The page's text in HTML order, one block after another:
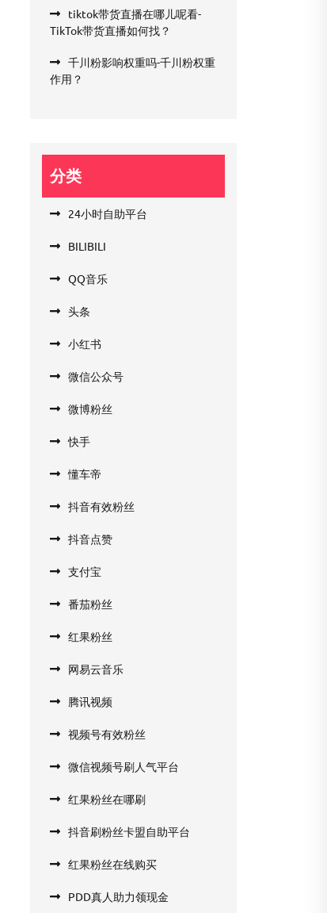
tiktok带货直播在哪儿呢看-
TikTok带货直播如何找？
千川粉影响权重吗-千川粉权重
作用？
分类
24小时自助平台
BILIBILI
QQ音乐
头条
小红书
微信公众号
微博粉丝
快手
懂车帝
抖音有效粉丝
抖音点赞
支付宝
番茄粉丝
红果粉丝
网易云音乐
腾讯视频
视频号有效粉丝
微信视频号刷人气平台
红果粉丝在哪刷
抖音刷粉丝卡盟自助平台
红果粉丝在线购买
PDD真人助力领现金